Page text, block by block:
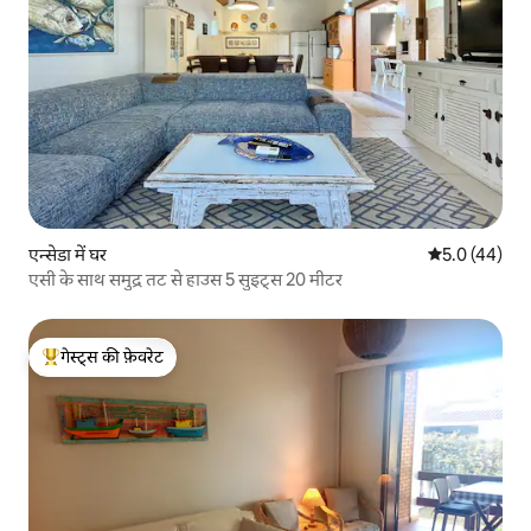
एन्सेडा में घर औसत रेटिंग 5
5.0 (44)
एसी के साथ समुद्र तट से हाउस 5 सुइट्स 20 मीटर
गेस्ट्स का टॉप फ़ेवरेट
गेस्ट्स की फ़ेवरेट